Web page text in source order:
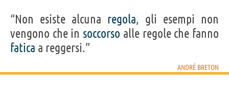
“Non esiste alcuna regola, gli esempi non
vengono che in soccorso alle regole che fanno
fatica a reggersi.”
ANDRÉ BRETON